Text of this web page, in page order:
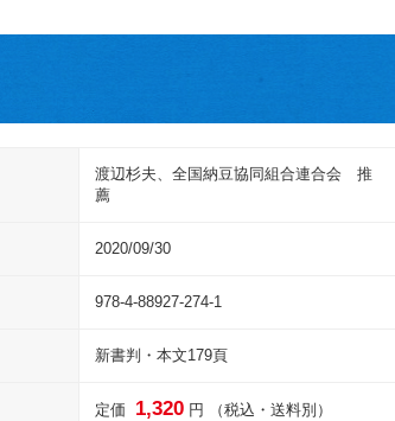
渡辺杉夫、全国納豆協同組合連合会 推
薦
2020/09/30
978-4-88927-274-1
新書判・本文179頁
定価 1,320 円 （税込・送料別）